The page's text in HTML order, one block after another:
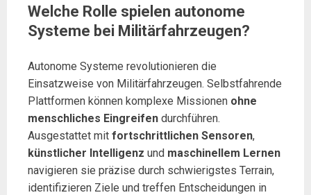
Welche Rolle spielen autonome
Systeme bei Militärfahrzeugen?
Autonome Systeme revolutionieren die
Einsatzweise von Militärfahrzeugen. Selbstfahrende
Plattformen können komplexe Missionen ohne
menschliches Eingreifen durchführen.
Ausgestattet mit fortschrittlichen Sensoren,
künstlicher Intelligenz und maschinellem Lernen
navigieren sie präzise durch schwierigstes Terrain,
identifizieren Ziele und treffen Entscheidungen in